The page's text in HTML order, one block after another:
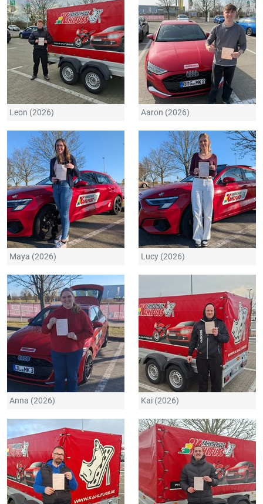
Leon (2026) Aaron (2026)
Maya (2026) Lucy (2026)
Anna (2026) Kai (2026)